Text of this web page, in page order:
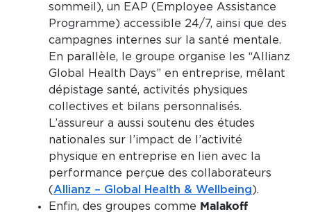
sommeil), un EAP (Employee Assistance
Programme) accessible 24/7, ainsi que des
campagnes internes sur la santé mentale.
En parallèle, le groupe organise les “Allianz
Global Health Days” en entreprise, mêlant
dépistage santé, activités physiques
collectives et bilans personnalisés.
L’assureur a aussi soutenu des études
nationales sur l’impact de l’activité
physique en entreprise en lien avec la
performance perçue des collaborateurs
(Allianz – Global Health & Wellbeing).
Enfin, des groupes comme Malakoff